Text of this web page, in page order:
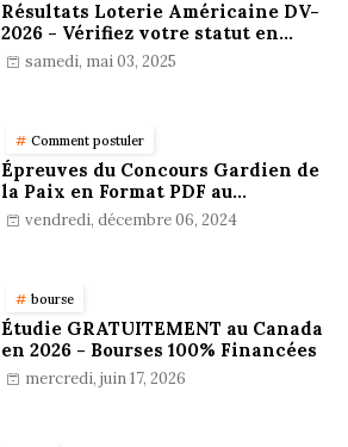
Résultats Loterie Américaine DV-
2026 - Vérifiez votre statut en
ligne !
samedi, mai 03, 2025
Comment postuler
Épreuves du Concours Gardien de
la Paix en Format PDF au
Cameroun : Stratégies,
Préparation et Astuces pour
vendredi, décembre 06, 2024
bourse
Étudie GRATUITEMENT au Canada
en 2026 - Bourses 100% Financées
mercredi, juin 17, 2026